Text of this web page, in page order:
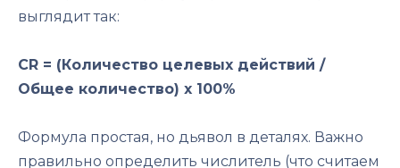
выглядит так:
CR = (Количество целевых действий /
Общее количество) x 100%
Формула простая, но дьявол в деталях. Важно
правильно определить числитель (что считаем